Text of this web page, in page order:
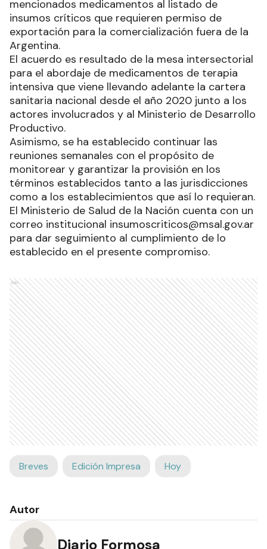
mencionados medicamentos al listado de
insumos críticos que requieren permiso de
exportación para la comercialización fuera de la
Argentina.
El acuerdo es resultado de la mesa intersectorial
para el abordaje de medicamentos de terapia
intensiva que viene llevando adelante la cartera
sanitaria nacional desde el año 2020 junto a los
actores involucrados y al Ministerio de Desarrollo
Productivo.
Asimismo, se ha establecido continuar las
reuniones semanales con el propósito de
monitorear y garantizar la provisión en los
términos establecidos tanto a las jurisdicciones
como a los establecimientos que así lo requieran.
El Ministerio de Salud de la Nación cuenta con un
correo institucional insumoscriticos@msal.gov.ar
para dar seguimiento al cumplimiento de lo
establecido en el presente compromiso.
Ads
Breves Edición Impresa Hoy
Autor
Diario Formosa